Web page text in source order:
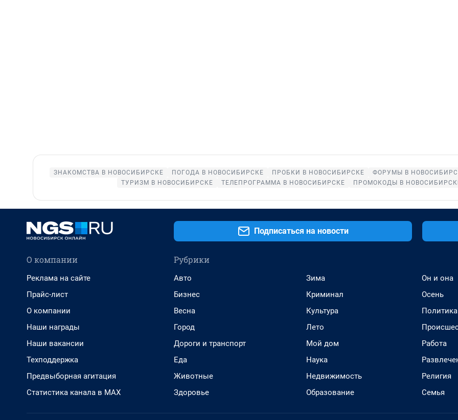
ЗНАКОМСТВА В НОВОСИБИРСКЕ ПОГОДА В НОВОСИБИРСКЕ ПРОБКИ В НОВОСИБИРСКЕ ФОРУМЫ В
ТУРИЗМ В НОВОСИБИРСКЕ
ТЕЛЕПРОГРАММА В НОВОСИБИРСКЕ ПРОМОКОДЫ В
Подписаться на новости
О компании
Реклама на сайте
Прайс-лист
О компании
Наши награды
Наши вакансии
Техподдержка
Предвыборная агитация
Статистика канала в MAX
Рубрики
Авто
Бизнес
Весна
Город
Дороги и транспорт
Еда
Животные
Здоровье
Зима
Криминал
Культура
Лето
Мой дом
Наука
Недвижимость
Образование
Он и она
Осень
Политика
Работа
Религия
Семья